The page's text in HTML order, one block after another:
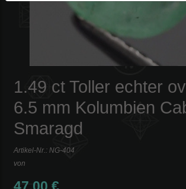
1.49 ct Toller echter
6.5 mm Kolumbien
Smaragd
Artikel-Nr.: NG-404
von